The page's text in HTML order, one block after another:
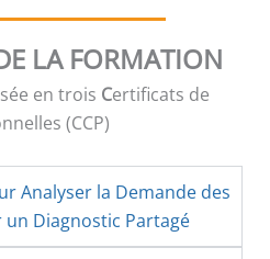
LA FORMATION
en trois Certificats de
(CCP)
Analyser la Demande des
Diagnostic Partagé